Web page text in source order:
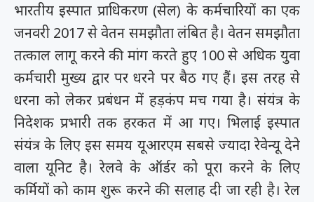
भारतीय इस्पात प्राधिकरण (सेल) के कर्मचारियों का एक
जनवरी 2017 से वेतन समझौता लंबित है। वेतन समझौता
तत्काल लागू करने की मांग करते हुए 100 से अधिक युवा
कर्मचारी मुख्य द्वार पर धरने पर बैठ गए हैं। इस तरह से
धरना को लेकर प्रबंधन में हड़कंप मच गया है। संयंत्र के
निदेशक प्रभारी तक हरकत में आ गए। भिलाई इस्पात
संयंत्र के लिए इस समय यूआरएम सबसे ज्यादा रेवेन्यू देने
वाला यूनिट है। रेलवे के ऑर्डर को पूरा करने के लिए
कर्मियों को काम शुरू करने की सलाह दी जा रही है। रेल